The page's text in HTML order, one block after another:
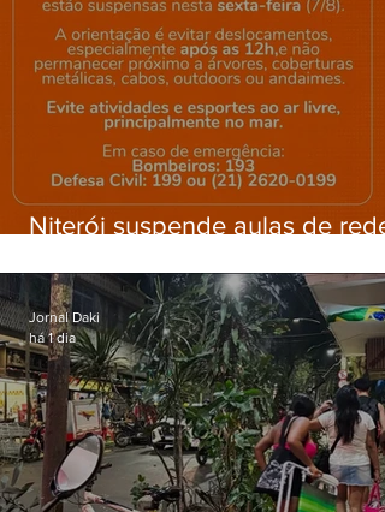
Niterói suspende aulas de rede
ventos fortes nesta sexta (7)
Jornal Daki
há 1 dia